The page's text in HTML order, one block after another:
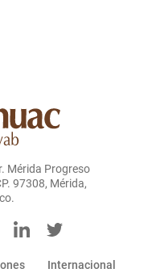
Mérida Progreso
97308, Mérida,
Internacional